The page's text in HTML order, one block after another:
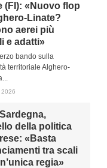
(FI): «Nuovo flop
Linate?
aerei più
e adatti»
bando sulla
territoriale Alghero-
2026
della politica
«Basta
tra scali
regia»